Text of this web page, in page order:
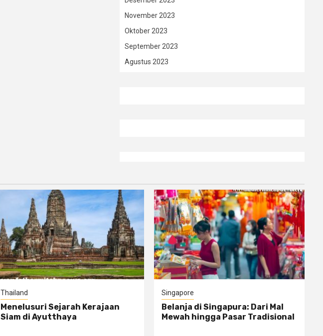
November 2023
Oktober 2023
September 2023
Agustus 2023
Thailand
Menelusuri Sejarah Kerajaan
Siam di Ayutthaya
Singapore
Belanja di Singapura: Dari Mal
Mewah hingga Pasar Tradisional